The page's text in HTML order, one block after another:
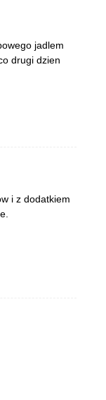
jadlem
drugi dzien
i z dodatkiem